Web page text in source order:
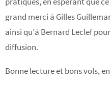
grand merci à Gilles
ainsi qu’à Bernard Leclef
diffusion.
Bonne lecture et bons vols,